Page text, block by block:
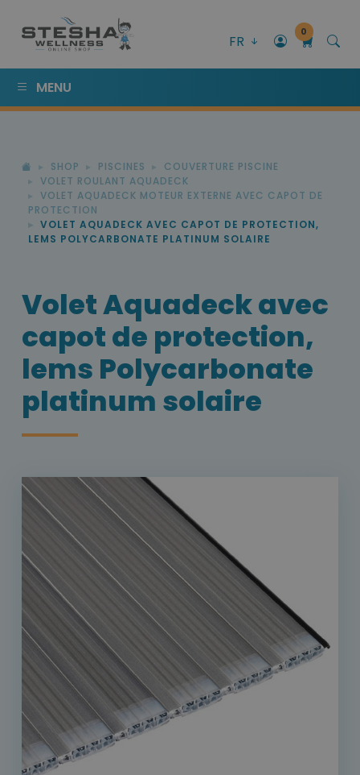
FR
0
MENU
SHOP PISCINES
COUVERTURE PISCINE
VOLET ROULANT AQUADECK
VOLET AQUADECK MOTEUR EXTERNE AVEC CAPOT DE
PROTECTION
VOLET AQUADECK AVEC CAPOT DE PROTECTION,
LEMS POLYCARBONATE PLATINUM SOLAIRE
Volet Aquadeck avec
capot de protection,
lems Polycarbonate
platinum solaire